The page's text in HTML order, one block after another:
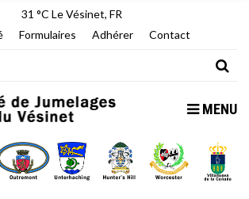
31 °C Le Vésinet, FR
Formulaires Adhérer Contact
MENU